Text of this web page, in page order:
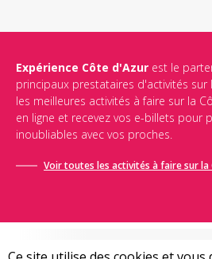
Expérience Côte d'Azur est le
principaux prestataires d'activités sur
les meilleures activités à faire sur la
en ligne et recevez vos e-billets pour
inoubliables avec vos proches.
Voir toutes les activités à faire sur la